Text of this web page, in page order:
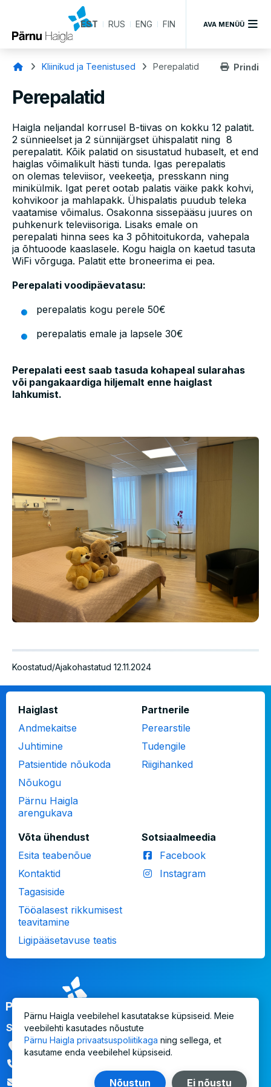
Pärnu Haigla veebilehel kasutatakse küpsiseid. Meie
veebilehti kasutades nõustute
Pärnu Haigla privaatsuspoliitikaga ning sellega, et
kasutame enda veebilehel küpsiseid.
Nõustun Ei nõustu
EST RUS ENG FIN AVA MENÜÜ
Leivapuru
Kliinikud ja Teenistused Perepalatid Prindi
Perepalatid
Haigla neljandal korrusel B-tiivas on kokku 12 palatit.
2 sünnieelset ja 2 sünnijärgset ühispalatit ning 8
perepalatit. Kõik palatid on sisustatud hubaselt, et end
haiglas võimalikult hästi tunda. Igas perepalatis
on olemas televiisor, veekeetja, presskann ning
minikülmik. Igat peret ootab palatis väike pakk kohvi,
kohvikoor ja mahlapakk. Ühispalatis puudub teleka
vaatamise võimalus. Osakonna sissepääsu juures on
puhkenurk televiisoriga. Lisaks emale on
perepalati hinna sees ka 3 põhitoitukorda, vahepala
ja õhtuoode kaaslasele. Kogu haigla on kaetud tasuta
WiFi võrguga. Palatit ette broneerima ei pea.
Perepalati voodipäevatasu:
perepalatis kogu perele 50€
perepalatis emale ja lapsele 30€
Perepalati eest saab tasuda kohapeal sularahas
või pangakaardiga hiljemalt enne haiglast
lahkumist.
Koostatud/Ajakohastatud 12.11.2024
SA Pärnu Haigla
Aadress
Ristiku 1, Pärnu 80010
Jalus
Haiglast
Andmekaitse
Juhtimine
Patsientide nõukoda
Nõukogu
Pärnu Haigla
arengukava
Partnerile
Perearstile
Tudengile
Riigihanked
Võta ühendust
Esita teabenõue
Kontaktid
Tagasiside
Tööalasest rikkumisest
teavitamine
Ligipääsetavuse teatis
Sotsiaalmeedia
Facebook
Instagram